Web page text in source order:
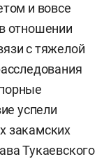
и вовсе
отношении
с тяжелой
успели
закамских
Тукаевского